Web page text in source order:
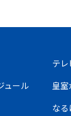
ュール
テ
皇
な